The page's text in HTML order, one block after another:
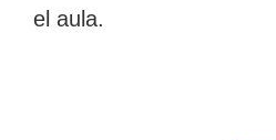
el aula.